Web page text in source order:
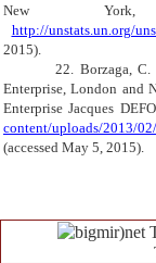
New
http://unstats.un.org/
2015).
22. Borzaga,
Enterprise, London and
Enterprise Jacques
content/uploads/
(accessed May 5, 2015).